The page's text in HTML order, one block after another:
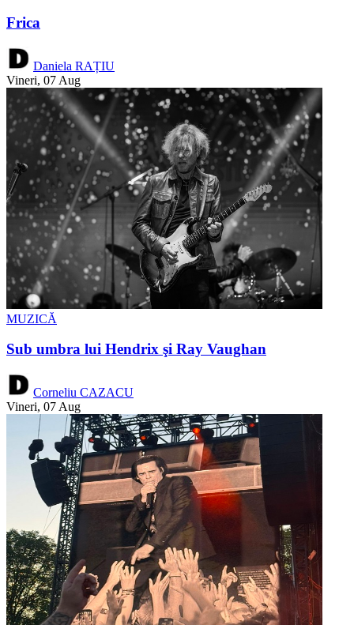
Frica
Daniela RAȚIU
Vineri, 07 Aug
MUZICĂ
Sub umbra lui Hendrix şi Ray Vaughan
Corneliu CAZACU
Vineri, 07 Aug